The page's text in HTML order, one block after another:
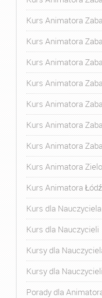
Kurs Animatora
Kurs Animatora
Kurs Animatora
Kurs Animatora
Kurs Animatora
Kurs Animatora
Kurs Animatora
Kurs Animatora
Kurs Animatora Łódź
Kurs dla Nauczyciela
Kurs dla Nauczycieli
Kursy dla
Kursy dla Nauczycieli
Porady dla